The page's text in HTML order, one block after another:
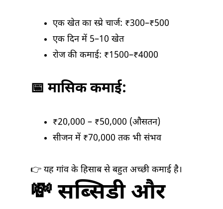
एक खेत का स्प्रे चार्ज: ₹300–₹500
एक दिन में 5–10 खेत
रोज की कमाई: ₹1500–₹4000
📅 मासिक कमाई:
₹20,000 – ₹50,000 (औसतन)
सीजन में ₹70,000 तक भी संभव
👉 यह गांव के हिसाब से बहुत अच्छी कमाई है।
💸 सब्सिडी और